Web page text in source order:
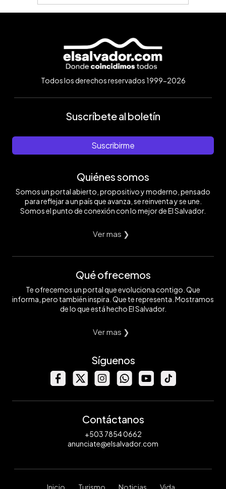
Todos los derechos reservados 1999-2026
Suscríbete al boletín
Suscribirme
Quiénes somos
Somos un portal abierto, propositivo y moderno, pensado
para reflejar a un país que avanza, se reinventa y se une.
Somos el punto de conexión con lo mejor de El Salvador.
Ver mas ❯
Qué ofrecemos
Te ofrecemos un portal que evoluciona contigo. Que
informa, pero también inspira. Que te representa. Mostramos
de lo que está hecho El Salvador.
Ver mas ❯
Síguenos
Contáctanos
+503 7854 0662
anunciate@elsalvador.com
Inicio Turismo Noticias Vida